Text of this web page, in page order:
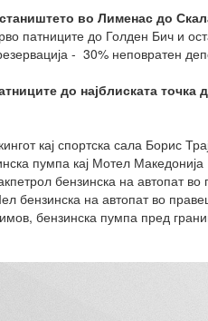
во Лименас до
патниците до Голден Бич и
- 30% неповратен
до најблиската
кај спортска сала Борис
пумпа кај Мотел Македонија
бензинска на автопат во
бензинска на автопат во
бензинска пумпа пред